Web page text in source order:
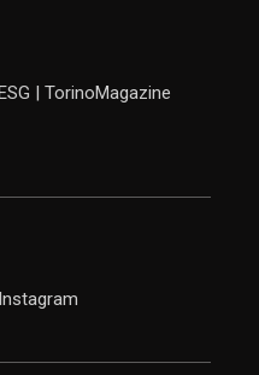
| TorinoMagazine
Instagram